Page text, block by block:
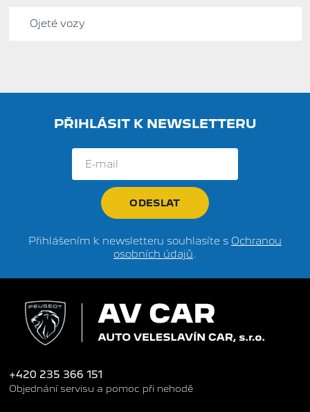
Ojeté vozy
PŘIHLÁSIT K NEWSLETTERU
Přihlášením k newsletteru souhlasíte s Ochranou
osobních údajů.
+420 235 366 151
Objednání servisu a pomoc při nehodě